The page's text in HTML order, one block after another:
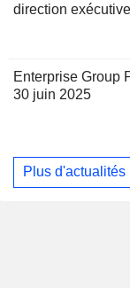
direction exécutive
Enterprise Group
30 juin 2025
Plus d'actualités